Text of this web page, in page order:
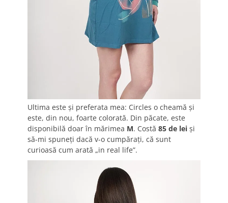
Ultima este şi preferata mea: Circles o cheamă şi
este, din nou, foarte colorată. Din păcate, este
disponibilă doar în mărimea M. Costă 85 de lei şi
să-mi spuneţi dacă v-o cumpăraţi, că sunt
curioasă cum arată „in real life”.